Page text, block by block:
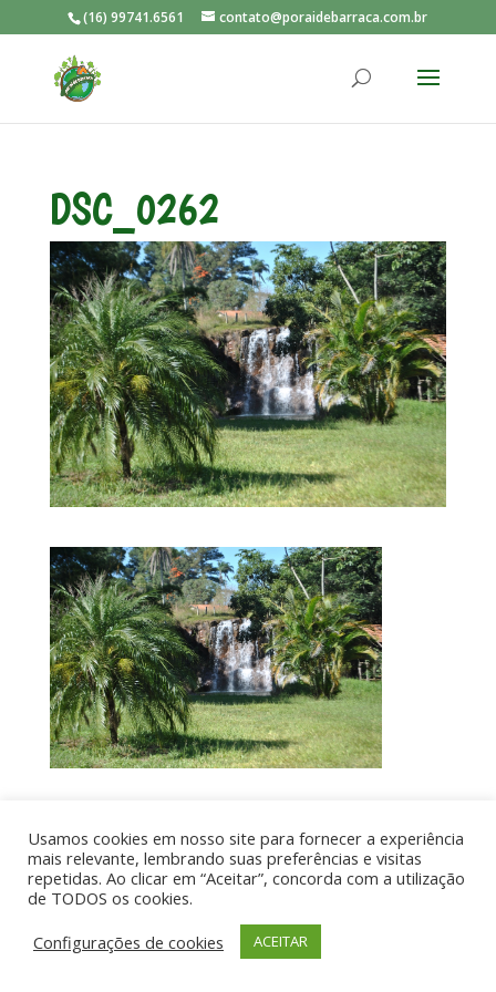
(16) 99741.6561 contato@poraidebarraca.com.br
DSC_0262
Por aí de Barraca - direitos reservados - Desenvolvido
por UIA WEB
Usamos cookies em nosso site para fornecer a experiência
mais relevante, lembrando suas preferências e visitas
repetidas. Ao clicar em “Aceitar”, concorda com a utilização
de TODOS os cookies.
Configurações de cookies
ACEITAR